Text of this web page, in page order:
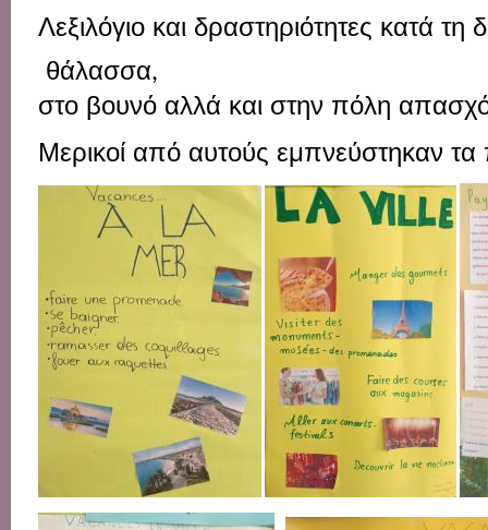
Λεξιλόγιο και δραστηριότητες κατά τη
θάλασσα,
στο βουνό αλλά και στην πόλη
Μερικοί από αυτούς εμπνεύστηκαν τα